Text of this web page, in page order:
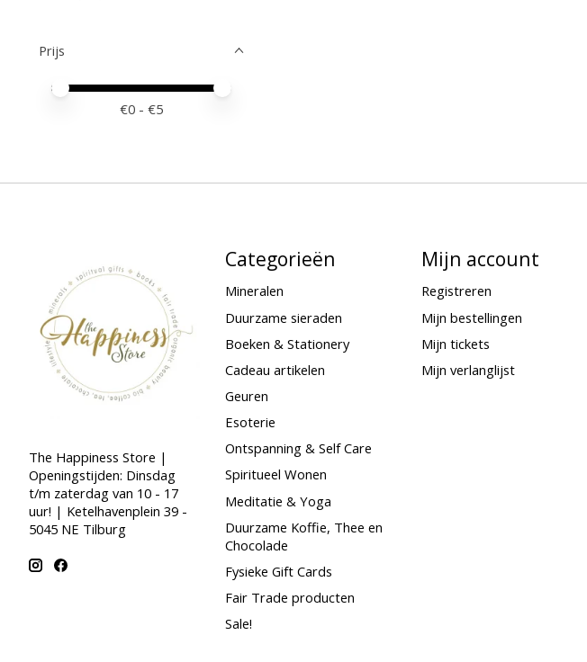
Prijs
Minimale prijswaarde
Price maximum value
€0 - €5
The Happiness Store |
Openingstijden: Dinsdag
t/m zaterdag van 10 - 17
uur! | Ketelhavenplein 39 -
5045 NE Tilburg
Categorieën
Mineralen
Duurzame sieraden
Boeken & Stationery
Cadeau artikelen
Geuren
Esoterie
Ontspanning & Self Care
Spiritueel Wonen
Meditatie & Yoga
Duurzame Koffie, Thee en
Chocolade
Fysieke Gift Cards
Fair Trade producten
Sale!
Mijn account
Registreren
Mijn bestellingen
Mijn tickets
Mijn verlanglijst